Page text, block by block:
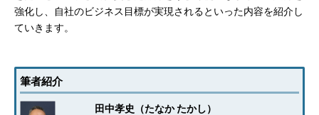
強化し、自社のビジネス目標が実現されるといった内容を紹介し
ていきます。
筆者紹介
田中孝史（たなか たかし）